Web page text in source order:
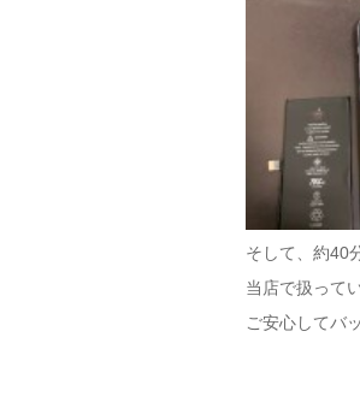
そして、約40
当店で扱って
ご安心してバ